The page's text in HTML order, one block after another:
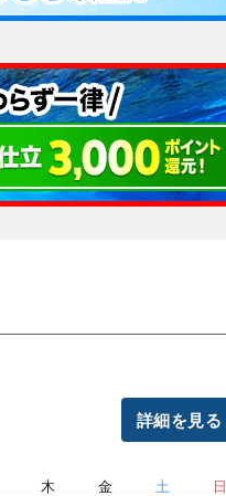
詳細を見る
木 金 土 日